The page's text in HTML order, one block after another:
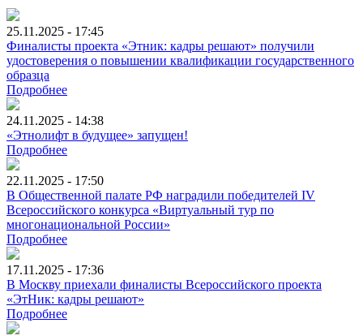
25.11.2025 - 17:45
Финалисты проекта «Этник: кадры решают» получили
удостоверения о повышении квалификации государственного
образца
Подробнее
24.11.2025 - 14:38
«Этнолифт в будущее» запущен!
Подробнее
22.11.2025 - 17:50
В Общественной палате РФ наградили победителей IV
Всероссийского конкурса «Виртуальный тур по
многонациональной России»
Подробнее
17.11.2025 - 17:36
В Москву приехали финалисты Всероссийского проекта
«ЭтНик: кадры решают»
Подробнее